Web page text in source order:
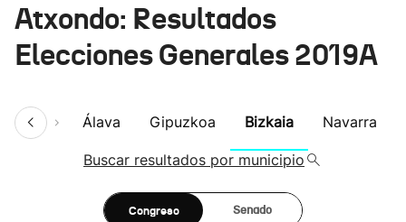
Atxondo: Resultados
Elecciones Generales 2019A
Álava Gipuzkoa Bizkaia Navarra
Buscar resultados por municipio
Congreso Senado